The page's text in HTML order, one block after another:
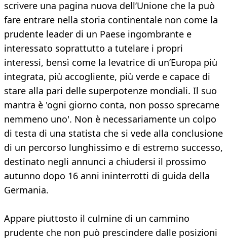
scrivere una pagina nuova dell’Unione che la può
fare entrare nella storia continentale non come la
prudente leader di un Paese ingombrante e
interessato soprattutto a tutelare i propri
interessi, bensì come la levatrice di un’Europa più
integrata, più accogliente, più verde e capace di
stare alla pari delle superpotenze mondiali. Il suo
mantra è 'ogni giorno conta, non posso sprecarne
nemmeno uno'. Non è necessariamente un colpo
di testa di una statista che si vede alla conclusione
di un percorso lunghissimo e di estremo successo,
destinato negli annunci a chiudersi il prossimo
autunno dopo 16 anni ininterrotti di guida della
Germania.
Appare piuttosto il culmine di un cammino
prudente che non può prescindere dalle posizioni